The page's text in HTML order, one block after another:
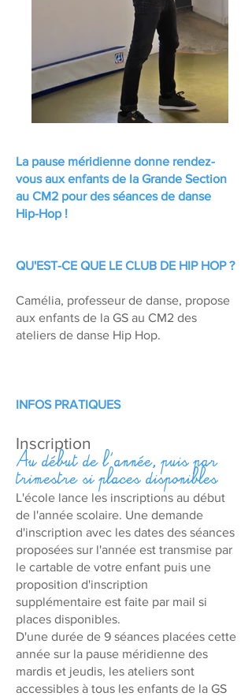
La pause méridienne donne rendez-
vous aux enfants de la Grande Section
au CM2 pour des séances de danse
Hip-Hop !
QU'EST-CE QUE LE CLUB DE HIP HOP ?
Camélia, professeur de danse, propose
aux enfants de la GS au CM2 des
ateliers de danse Hip Hop.
INFOS PRATIQUES
Inscription
Au début de l'année, puis par
trimestre si places disponibles
L'école lance les inscriptions au début
de l'année scolaire. Une demande
d'inscription avec les dates des séances
proposées sur l'année est transmise par
le cartable de votre enfant puis une
proposition d'inscription
supplémentaire est faite par mail si
places disponibles.
D'une durée de 9 séances placées cette
année sur la pause méridienne des
mardis et jeudis, les ateliers sont
accessibles à tous les enfants de la GS